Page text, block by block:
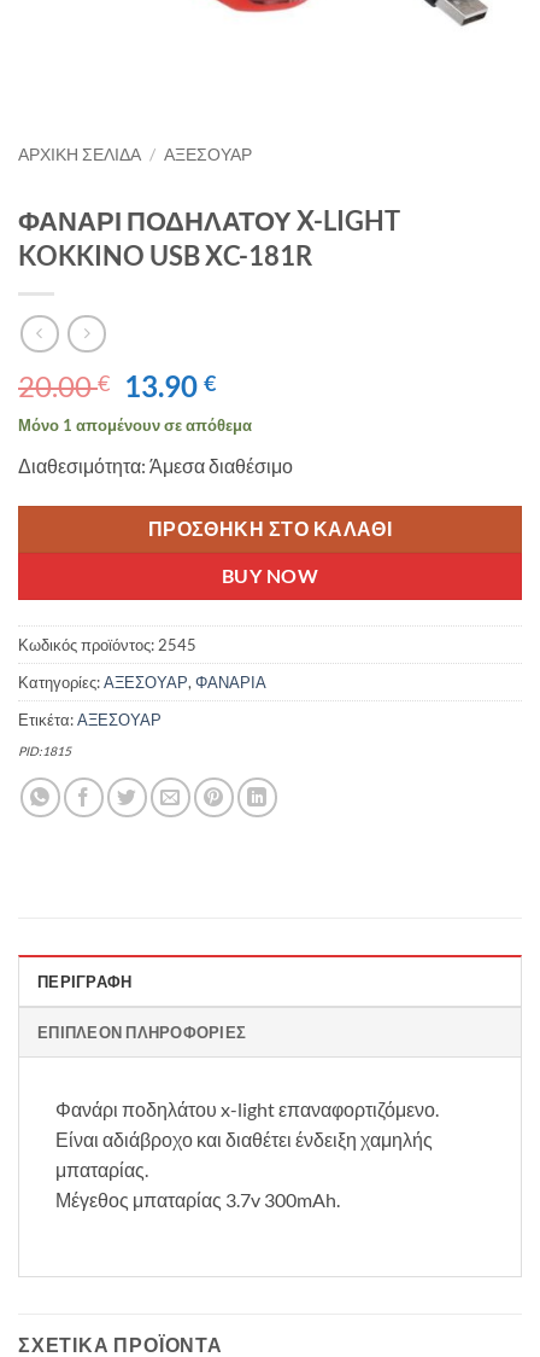
ΑΡΧΙΚΉ ΣΕΛΊΔΑ / ΑΞΕΣΟΥΑΡ
ΦΑΝΑΡΙ ΠΟΔΗΛΑΤΟΥ X-LIGHT
KOKKINO USB XC-181R
20.00€
Original
price
was:
20.00 €.
13.90€Η
τρέχουσα
τιμή
είναι:
13.90 €.
Μόνο 1 απομένουν σε απόθεμα
Διαθεσιμότητα: Άμεσα διαθέσιμο
ΠΡΟΣΘΉΚΗ ΣΤΟ ΚΑΛΆΘΙ
BUY NOW
Κωδικός προϊόντος: 2545
Κατηγορίες:ΑΞΕΣΟΥΑΡ, ΦΑΝΑΡΙΑ
Ετικέτα:ΑΞΕΣΟΥΑΡ
PID:1815
ΠΕΡΙΓΡΑΦΉ
ΕΠΙΠΛΈΟΝ ΠΛΗΡΟΦΟΡΊΕΣ
Φανάρι ποδηλάτου x-light επαναφορτιζόμενο.
Είναι αδιάβροχο και διαθέτει ένδειξη χαμηλής
μπαταρίας.
Μέγεθος μπαταρίας 3.7v 300mAh.
ΣΧΕΤΙΚΆ ΠΡΟΪΌΝΤΑ